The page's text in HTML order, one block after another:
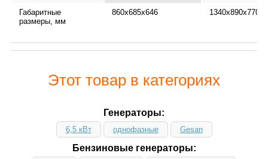
Габаритные
размеры, мм
860x685x646 1340х890х770
Этот товар в категориях
Генераторы:
6,5 кВт однофазные Gesan
Бензиновые генераторы: